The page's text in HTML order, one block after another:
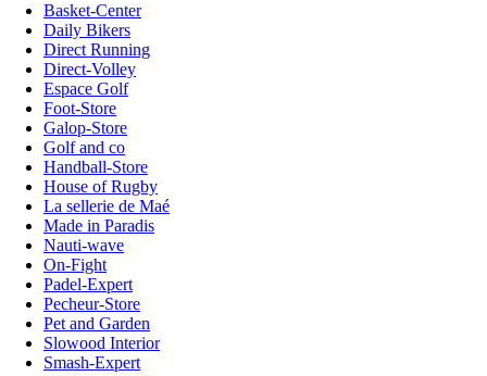
Basket-Center
Daily Bikers
Direct Running
Direct-Volley
Espace Golf
Foot-Store
Galop-Store
Golf and co
Handball-Store
House of Rugby
La sellerie de Maé
Made in Paradis
Nauti-wave
On-Fight
Padel-Expert
Pecheur-Store
Pet and Garden
Slowood Interior
Smash-Expert